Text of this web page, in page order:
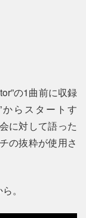
の1曲前に収録
からスタートす
に対して語った
の抜粋が使用さ
。